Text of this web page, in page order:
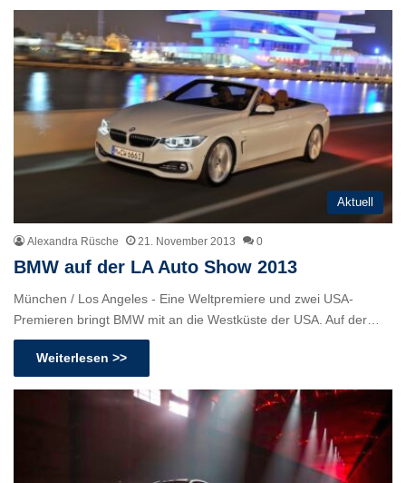
Aktuell
Alexandra Rüsche 21. November 2013 0
BMW auf der LA Auto Show 2013
München / Los Angeles - Eine Weltpremiere und zwei USA-
Premieren bringt BMW mit an die Westküste der USA. Auf der…
Weiterlesen >>